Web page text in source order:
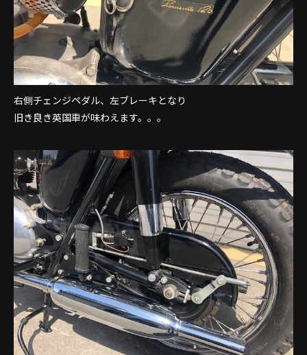
右側チェンジペダル、左ブレーキとなり
旧き良き英国車が味わえます。。。